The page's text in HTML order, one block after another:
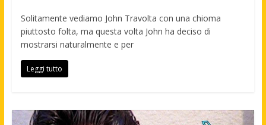
Solitamente vediamo John Travolta con una chioma
piuttosto folta, ma questa volta John ha deciso di
mostrarsi naturalmente e per
Leggi tutto